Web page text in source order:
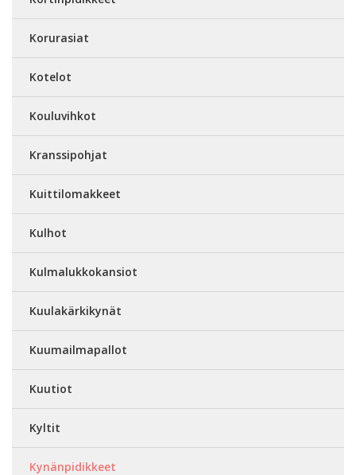
Korurasiat
Kotelot
Kouluvihkot
Kranssipohjat
Kuittilomakkeet
Kulhot
Kulmalukkokansiot
Kuulakärkikynät
Kuumailmapallot
Kuutiot
Kyltit
Kynänpidikkeet